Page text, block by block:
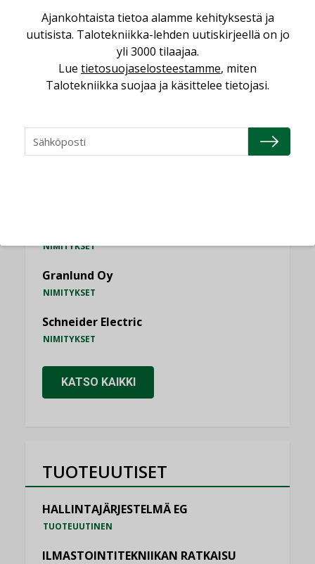
MIELIPIDE
KATSO KAIKKI
NIMITYKSET
NIMITYKSET
Granlund Oy
NIMITYKSET
Schneider Electric
NIMITYKSET
KATSO KAIKKI
TUOTEUUTISET
HALLINTAJÄRJESTELMÄ EG
TUOTEUUTINEN
ILMASTOINTITEKNIIKAN RATKAISU
Ajankohtaista tietoa alamme kehityksestä ja
uutisista. Talotekniikka-lehden uutiskirjeellä on jo
yli 3000 tilaajaa.
Lue tietosuojaselosteestamme, miten
Talotekniikka suojaa ja käsittelee tietojasi.